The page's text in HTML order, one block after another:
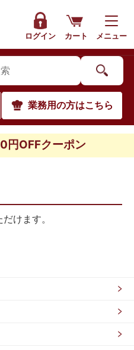
ログイン カート メニュー
業務用の方はこちら
円OFFクーポン
けます。